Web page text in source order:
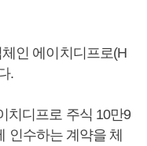
인 에이치디프로(H
.
치디프로 주식 10만9
인수하는 계약을 체